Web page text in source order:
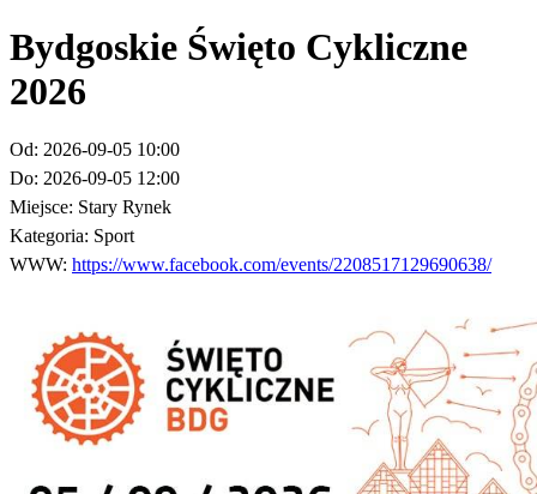
Bydgoskie Święto Cykliczne
2026
Od: 2026-09-05 10:00
Do: 2026-09-05 12:00
Miejsce: Stary Rynek
Kategoria: Sport
WWW: https://www.facebook.com/events/2208517129690638/